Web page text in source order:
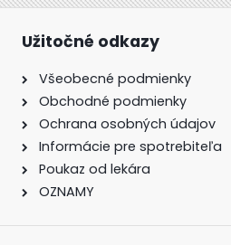
Užitočné odkazy
Všeobecné podmienky
Obchodné podmienky
Ochrana osobných údajov
Informácie pre spotrebiteľa
Poukaz od lekára
OZNAMY